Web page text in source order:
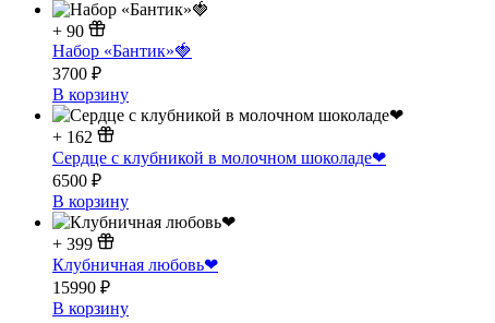
+ 90
Набор «Бантик»🍓
3700 ₽
В корзину
+ 162
Сердце с клубникой в молочном шоколаде❤
6500 ₽
В корзину
+ 399
Клубничная любовь❤
15990 ₽
В корзину